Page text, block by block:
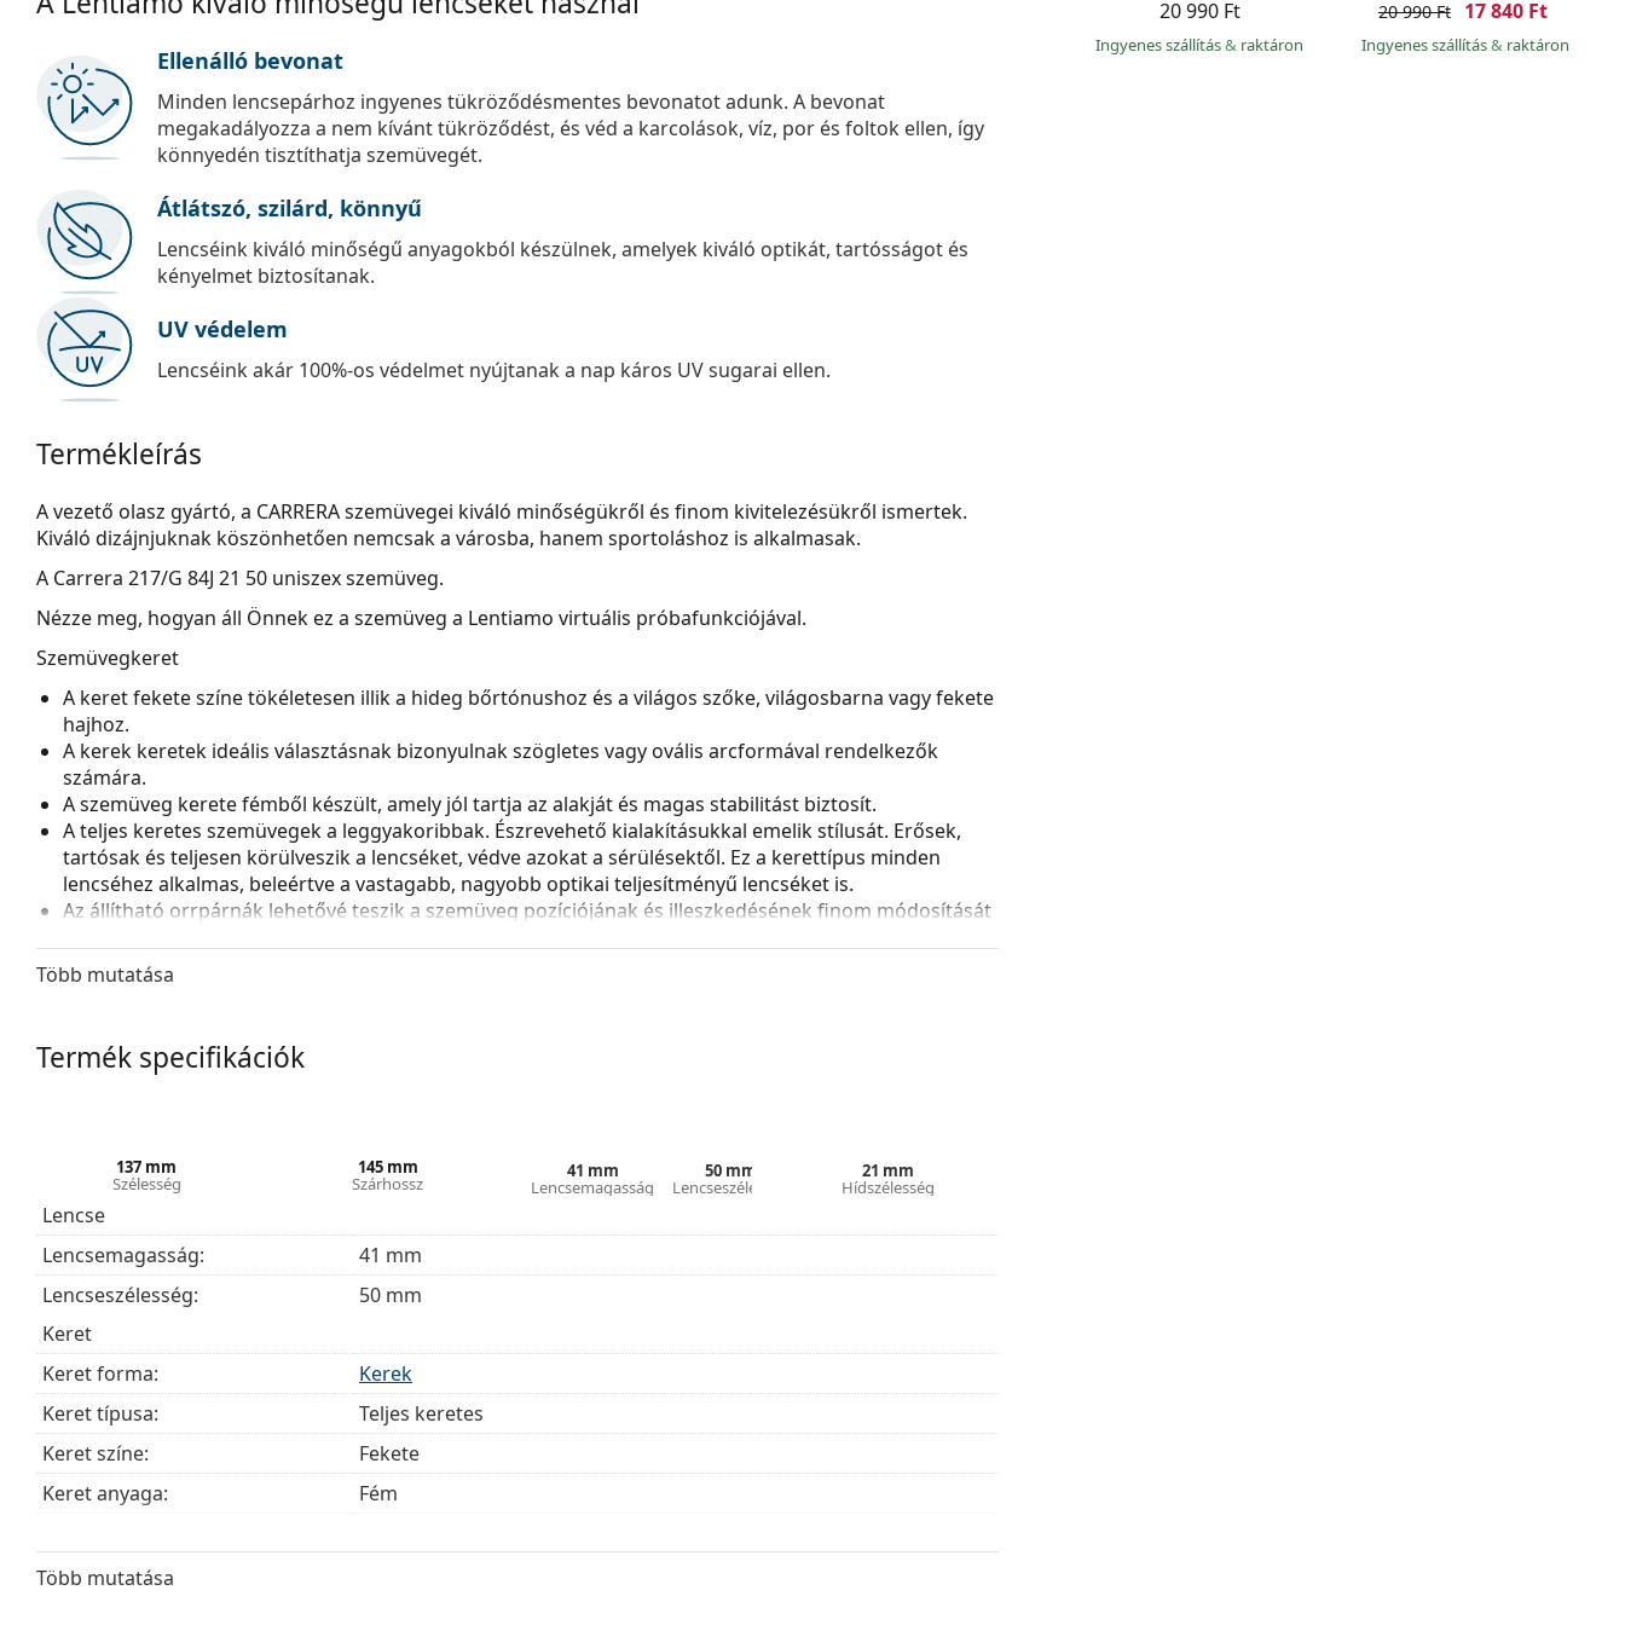
20 990 Ft
Ingyenes szállítás& raktáron
20 990 Ft 17 840 Ft
Ingyenes szállítás& raktáron
Ellenálló bevonat
Minden lencsepárhoz ingyenes tükröződésmentes bevonatot adunk. A bevonat
megakadályozza a nem kívánt tükröződést, és véd a karcolások, víz, por és foltok ellen, így
könnyedén tisztíthatja szemüvegét.
Átlátszó, szilárd, könnyű
Lencséink kiváló minőségű anyagokból készülnek, amelyek kiváló optikát, tartósságot és
kényelmet biztosítanak.
UV védelem
Lencséink akár 100%-os védelmet nyújtanak a nap káros UV sugarai ellen.
Termékleírás
A vezető olasz gyártó, a CARRERA szemüvegei kiváló minőségükről és finom kivitelezésükről ismertek.
Kiváló dizájnjuknak köszönhetően nemcsak a városba, hanem sportoláshoz is alkalmasak.
A Carrera 217/G 84J 21 50 uniszex szemüveg.
Nézze meg, hogyan áll Önnek ez a szemüveg a Lentiamo virtuális próbafunkciójával.
Szemüvegkeret
A keret fekete színe tökéletesen illik a hideg bőrtónushoz és a világos szőke, világosbarna vagy fekete
hajhoz.
A kerek keretek ideális választásnak bizonyulnak szögletes vagy ovális arcformával rendelkezők
számára.
A szemüveg kerete fémből készült, amely jól tartja az alakját és magas stabilitást biztosít.
A teljes keretes szemüvegek a leggyakoribbak. Észrevehető kialakításukkal emelik stílusát. Erősek,
tartósak és teljesen körülveszik a lencséket, védve azokat a sérülésektől. Ez a kerettípus minden
lencséhez alkalmas, beleértve a vastagabb, nagyobb optikai teljesítményű lencséket is.
Az állítható orrpárnák lehetővé teszik a szemüveg pozíciójának és illeszkedésének finom módosítását
a sérülések vagy törések elkerülése érdekében.
A szemüveget eredeti tokjában szállítjuk. A tok színe és kialakítása eltérő lehet.
A mellékelt kendő ideális a szemüvegek tisztítására és ápolására. Egyes modellekhez kendő helyett
útmutatónkat, ha segítségre van szüksége a választáshoz.
Ez orvostechnikai eszköz. Használat előtt olvasd el a használati útmutatót.
Több mutatása
Termék specifikációk
137 mm
Szélesség
145 mm
Szárhossz
41 mm
Lencsemagasság
50 mm
Lencseszélesség
21 mm
Hídszélesség
Lencse
Lencsemagasság:
41 mm
Lencseszélesség:
50 mm
Keret
Keret forma:
Kerek
Keret típusa:
Teljes keretes
Keret színe:
Fekete
Keret anyaga:
Fém
Szélesség:
Több mutatása